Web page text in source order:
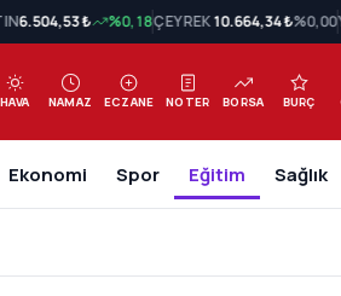
6.504,53 ₺ %0,18ÇEYREK10.664,34 ₺%0,00
HAVA NAMAZ ECZANE NOTER BORSA BURÇ
Ekonomi Spor Eğitim Sağlık